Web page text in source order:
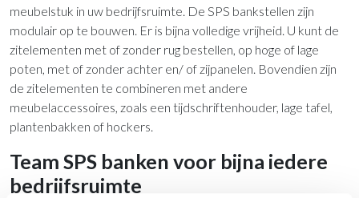
meubelstuk in uw bedrijfsruimte. De SPS bankstellen zijn
modulair op te bouwen. Er is bijna volledige vrijheid. U kunt de
zitelementen met of zonder rug bestellen, op hoge of lage
poten, met of zonder achter en/ of zijpanelen. Bovendien zijn
de zitelementen te combineren met andere
meubelaccessoires, zoals een tijdschriftenhouder, lage tafel,
plantenbakken of hockers.
Team SPS banken voor bijna iedere
bedrijfsruimte